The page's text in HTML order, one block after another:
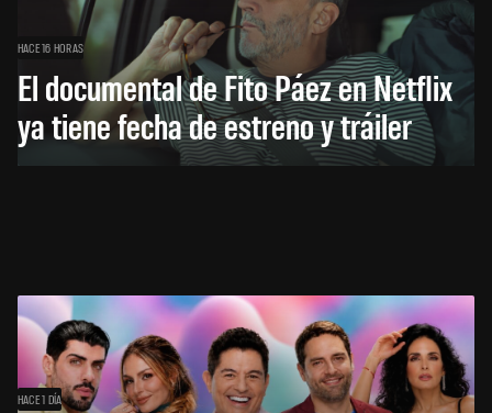
HACE 16 HORAS
El documental de Fito Páez en Netflix
ya tiene fecha de estreno y tráiler
HACE 1 DÍA